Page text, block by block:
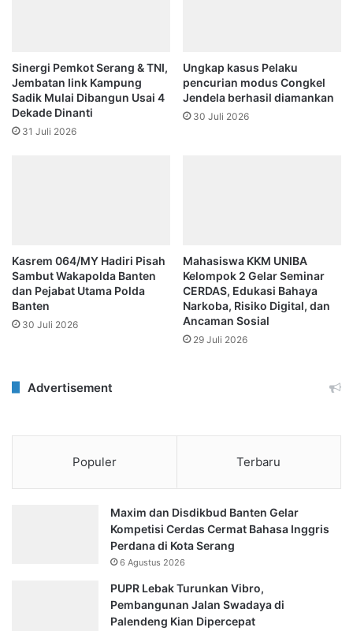
Sinergi Pemkot Serang & TNI,
Jembatan Iink Kampung
Sadik Mulai Dibangun Usai 4
Dekade Dinanti
31 Juli 2026
Ungkap kasus Pelaku
pencurian modus Congkel
Jendela berhasil diamankan
30 Juli 2026
Kasrem 064/MY Hadiri Pisah
Sambut Wakapolda Banten
dan Pejabat Utama Polda
Banten
30 Juli 2026
Mahasiswa KKM UNIBA
Kelompok 2 Gelar Seminar
CERDAS, Edukasi Bahaya
Narkoba, Risiko Digital, dan
Ancaman Sosial
29 Juli 2026
Advertisement
Populer Terbaru
Maxim dan Disdikbud Banten Gelar
Kompetisi Cerdas Cermat Bahasa Inggris
Perdana di Kota Serang
6 Agustus 2026
PUPR Lebak Turunkan Vibro,
Pembangunan Jalan Swadaya di
Palendeng Kian Dipercepat